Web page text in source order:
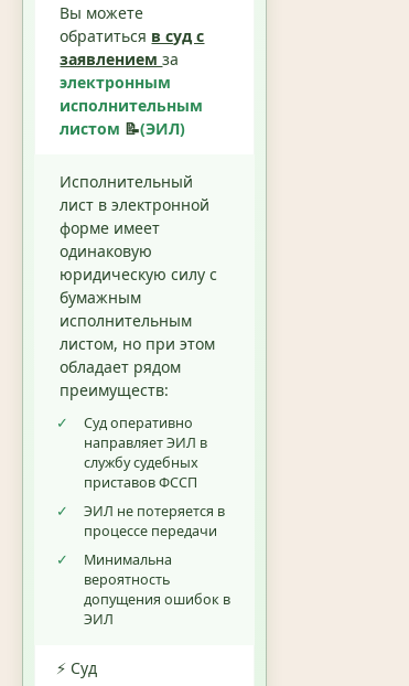
Вы можете
обратиться в суд с
заявлениемза
электронным
исполнительным
листом 📝(ЭИЛ)
Исполнительный
лист в электронной
форме имеет
одинаковую
юридическую силу с
бумажным
исполнительным
листом, но при этом
обладает рядом
преимуществ:
✓
Суд оперативно
направляет ЭИЛ в
службу судебных
приставов ФССП
✓
ЭИЛ не потеряется в
процессе передачи
✓
Минимальна
вероятность
допущения ошибок в
ЭИЛ
⚡ Суд